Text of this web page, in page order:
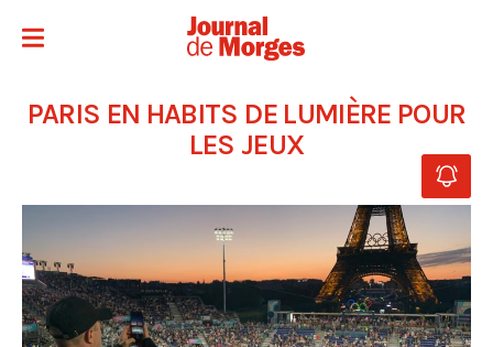
PARIS EN HABITS DE LUMIÈRE POUR
LES JEUX